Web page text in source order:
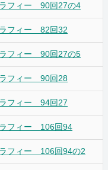
フィー 90回27の4
フィー 82回32
フィー 90回27の5
フィー 90回28
フィー 94回27
フィー 106回94
フィー 106回94の2